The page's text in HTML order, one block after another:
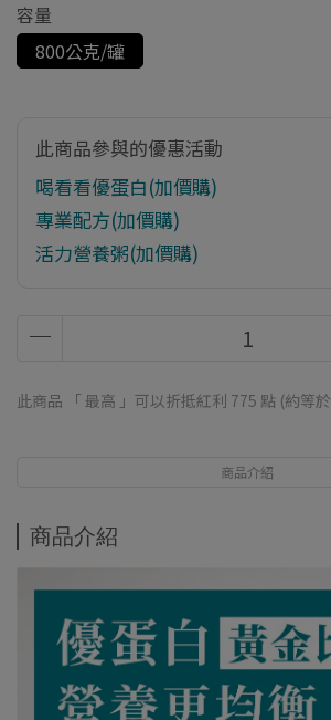
容量
800公克/罐
此商品參與的優惠活動
喝看看優蛋白(加價購)
專業配方(加價購)
活力營養粥(加價購)
此商品 「 最高 」可以折抵紅利 775 點 (約等於
商品介紹
商品介紹